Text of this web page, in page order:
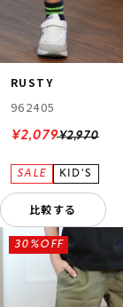
RUSTY
962405
¥2,970
¥2,079
比較する
30%OFF